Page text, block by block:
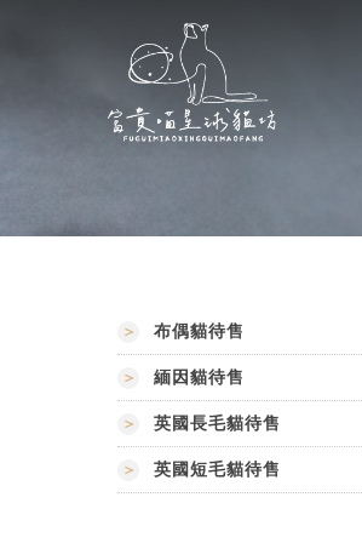
布偶貓待售
緬因貓待售
英國長毛貓待售
英國短毛貓待售